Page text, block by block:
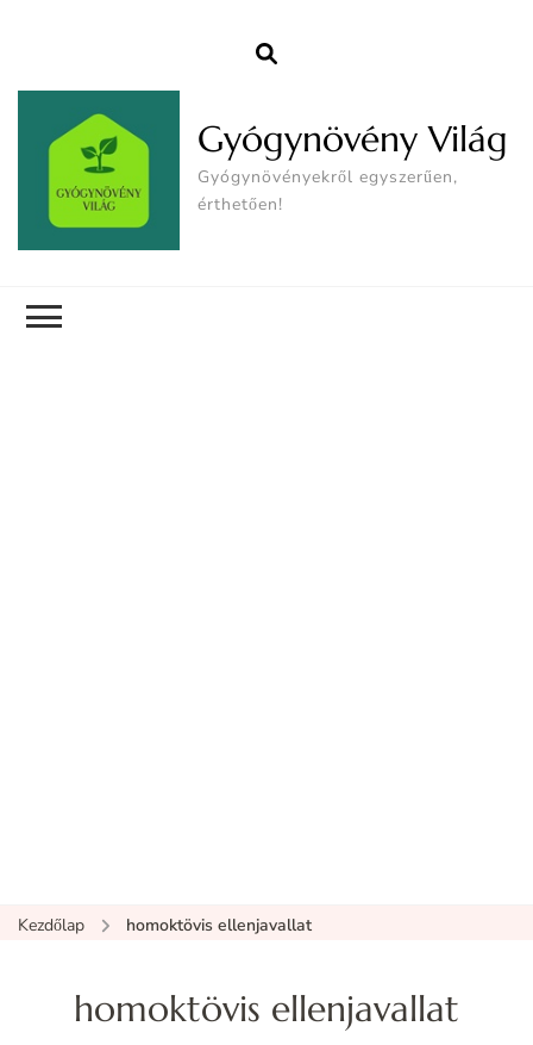
Gyógynövény Világ
Gyógynövényekről egyszerűen,
érthetően!
Kezdőlap homoktövis ellenjavallat
homoktövis ellenjavallat